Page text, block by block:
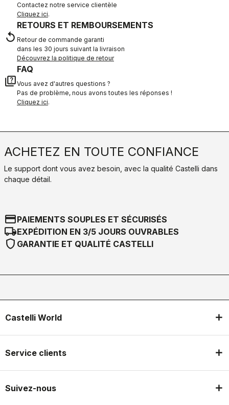
Contactez notre service clientèle
Cliquez ici.
replay
RETOURS ET REMBOURSEMENTS
Retour de commande garanti
dans les 30 jours suivant la livraison
Découvrez la politique de retour
quiz
FAQ
Vous avez d'autres questions ?
Pas de problème, nous avons toutes les réponses !
Cliquez ici.
ACHETEZ EN TOUTE CONFIANCE
Le support dont vous avez besoin, avec la qualité Castelli dans
chaque détail.
credit_cardPAIEMENTS SOUPLES ET SÉCURISÉS
local_shippingEXPÉDITION EN 3/5 JOURS OUVRABLES
shield GARANTIE ET QUALITÉ CASTELLI
Castelli World
Service clients
Suivez-nous